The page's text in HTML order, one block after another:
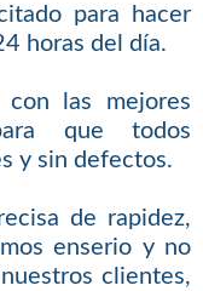
para hacer
horas del día.
las mejores
que todos
y sin defectos.
de rapidez,
enserio y no
clientes,